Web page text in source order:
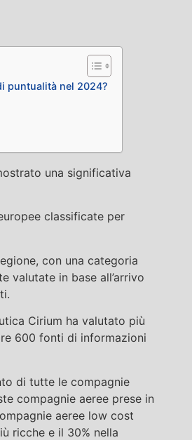
puntualità nel 2024?
una significativa
classificate per
con una categoria
valutate in base all’arrivo
Cirium ha valutato più
600 fonti di informazioni
di tutte le compagnie
compagnie aeree prese in
aeree low cost
ricche e il 30% nella